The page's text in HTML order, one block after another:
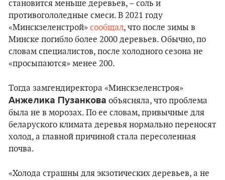
становится меньше деревьев, – соль и
противогололедные смеси. В 2021 году
«Минскзеленстрой» сообщал, что после зимы в
Минске погибло более 2000 деревьев. Обычно, по
словам специалистов, после холодного сезона не
«просыпаются» менее 200.
Тогда замгендиректора «Минскзеленстроя»
Анжелика Пузанкова объясняла, что проблема
была не в морозах. По ее словам, привычные для
беларуского климата деревья нормально переносят
холод, а главной причиной стала пересоленная
почва.
«Холода страшны для экзотических деревьев, а не